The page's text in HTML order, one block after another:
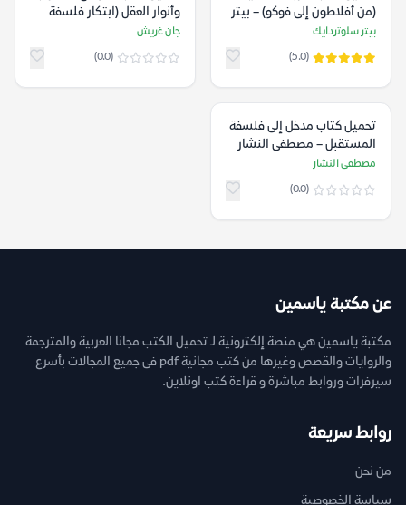
(من أفلاطون إلى فوكو) – بيتر
سلوتردايك
بيتر سلوتردايك
(5.0)
وأنوار العقل (ابتكار فلسفة
الدين) – جان غريش
جان غريش
(0.0)
تحميل كتاب مدخل إلى فلسفة
المستقبل – مصطفى النشار
مصطفى النشار
(0.0)
عن مكتبة ياسمين
مكتبة ياسمين هي منصة إلكترونية لـ تحميل الكتب مجانا العربية والمترجمة
والروايات والقصص وغيرها من كتب مجانية pdf فى جميع المجالات بأسرع
سيرفرات وروابط مباشرة و قراءة كتب اونلاين.
روابط سريعة
من نحن
سياسة الخصوصية